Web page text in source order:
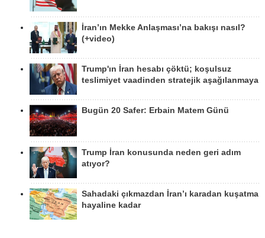
İran’ın Mekke Anlaşması’na bakışı nasıl?
(+video)
Trump'ın İran hesabı çöktü; koşulsuz
teslimiyet vaadinden stratejik aşağılanmaya
Bugün 20 Safer: Erbain Matem Günü
Trump İran konusunda neden geri adım
atıyor?
Sahadaki çıkmazdan İran’ı karadan kuşatma
hayaline kadar